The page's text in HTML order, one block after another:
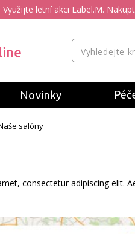
Využijte letní akci Label.M.
Novinky
salóny
consectetur adipiscing elit.